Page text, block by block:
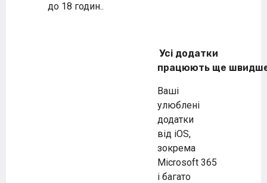
до 18 годин..
Усі додатки
працюють ще
Ваші
улюблені
додатки
від iOS,
зокрема
Microsoft 365
і багато